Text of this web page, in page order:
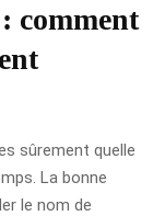
comment
sûrement quelle
La bonne
le nom de